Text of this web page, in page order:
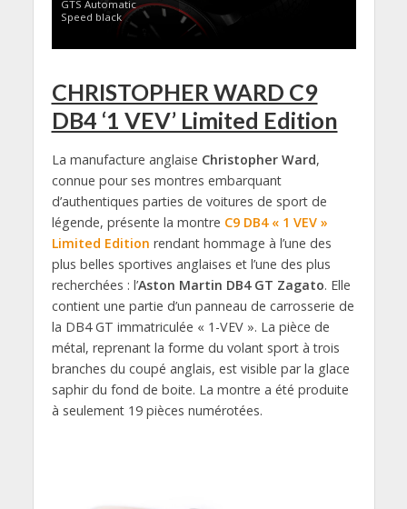
GTS Automatic
Speed black
CHRISTOPHER WARD C9
DB4 ‘1 VEV’ Limited Edition
La manufacture anglaise Christopher Ward,
connue pour ses montres embarquant
d’authentiques parties de voitures de sport de
légende, présente la montre C9 DB4 « 1 VEV »
Limited Edition rendant hommage à l’une des
plus belles sportives anglaises et l’une des plus
recherchées : l’Aston Martin DB4 GT Zagato. Elle
contient une partie d’un panneau de carrosserie de
la DB4 GT immatriculée « 1-VEV ». La pièce de
métal, reprenant la forme du volant sport à trois
branches du coupé anglais, est visible par la glace
saphir du fond de boite. La montre a été produite
à seulement 19 pièces numérotées.